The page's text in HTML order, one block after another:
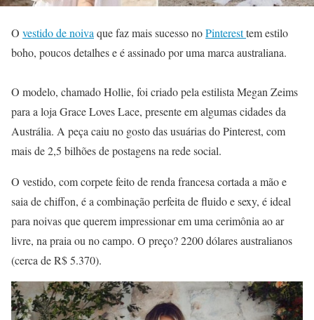
O vestido de noiva que faz mais sucesso noPinteresttem estilo
boho, poucos detalhes e é assinado por uma marca australiana.
O modelo, chamado Hollie, foi criado pela estilista Megan Zeims
para a loja Grace Loves Lace, presente em algumas cidades da
Austrália. A peça caiu no gosto das usuárias do Pinterest, com
mais de 2,5 bilhões de postagens na rede social.
O vestido, com corpete feito de renda francesa cortada a mão e
saia de chiffon, é a combinação perfeita de fluido e sexy, é ideal
para noivas que querem impressionar em uma cerimônia ao ar
livre, na praia ou no campo. O preço? 2200 dólares australianos
(cerca de R$ 5.370).